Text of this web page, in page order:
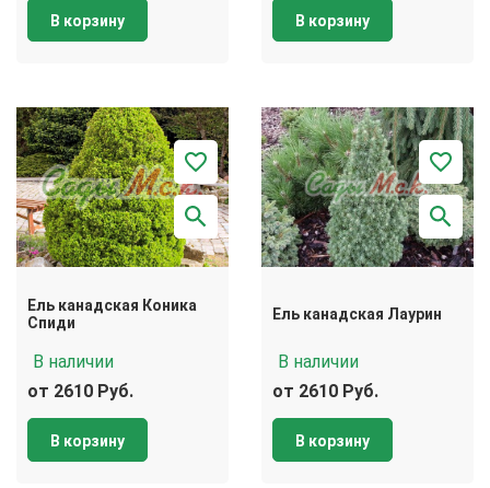
В корзину В корзину
Ель канадская Коника
Спиди
В наличии
от 2610 Руб.
В корзину
Ель канадская Лаурин
В наличии
от 2610 Руб.
В корзину